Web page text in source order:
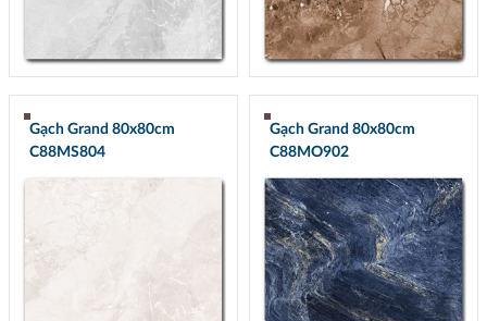
Gạch Grand 80x80cm
C88MS804
Gạch Grand 80x80cm
C88MO902